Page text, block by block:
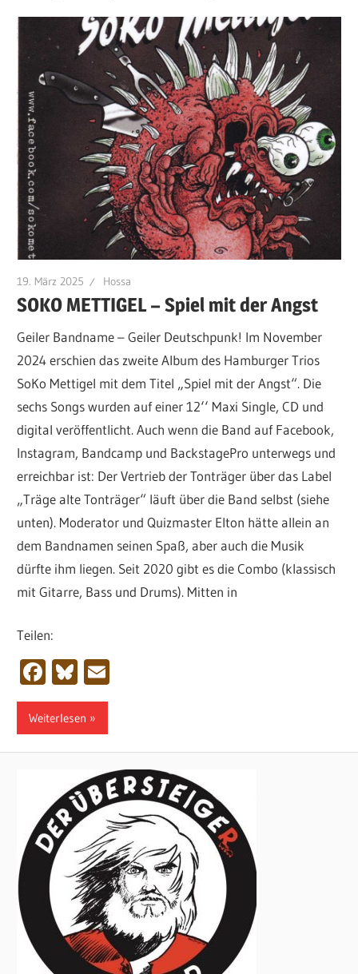
19. März 2025 Hossa
SOKO METTIGEL – Spiel mit der Angst
Geiler Bandname – Geiler Deutschpunk! Im November
2024 erschien das zweite Album des Hamburger Trios
SoKo Mettigel mit dem Titel „Spiel mit der Angst“. Die
sechs Songs wurden auf einer 12‘‘ Maxi Single, CD und
digital veröffentlicht. Auch wenn die Band auf Facebook,
Instagram, Bandcamp und BackstagePro unterwegs und
erreichbar ist: Der Vertrieb der Tonträger über das Label
„Träge alte Tonträger“ läuft über die Band selbst (siehe
unten). Moderator und Quizmaster Elton hätte allein an
dem Bandnamen seinen Spaß, aber auch die Musik
dürfte ihm liegen. Seit 2020 gibt es die Combo (klassisch
mit Gitarre, Bass und Drums). Mitten in
Teilen:
Facebook
Bluesky
Weiterlesen